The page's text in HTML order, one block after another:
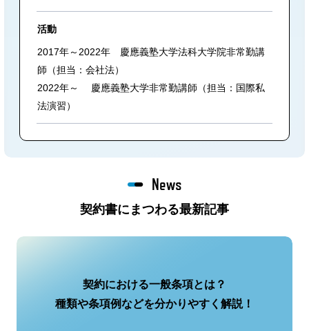
活動
2017年～2022年 慶應義塾大学法科大学院非常勤講
師（担当：会社法）
2022年～ 慶應義塾大学非常勤講師（担当：国際私
法演習）
契約書にまつわる最新記事
News
契約における一般条項とは？
種類や条項例などを分かりやすく解説！